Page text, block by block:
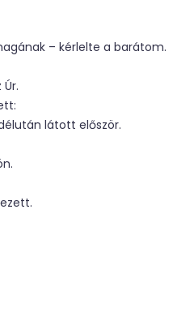
– kérlelte a barátom.
látott először.